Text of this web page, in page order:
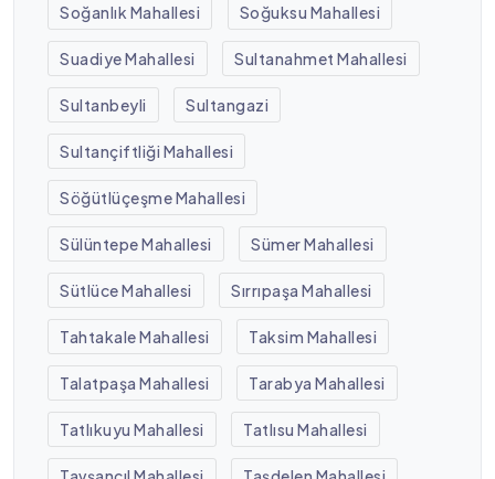
Soğanlık Mahallesi Soğuksu Mahallesi
Suadiye Mahallesi Sultanahmet Mahallesi
Sultanbeyli Sultangazi
Sultançiftliği Mahallesi
Söğütlüçeşme Mahallesi
Sülüntepe Mahallesi Sümer Mahallesi
Sütlüce Mahallesi Sırrıpaşa Mahallesi
Tahtakale Mahallesi Taksim Mahallesi
Talatpaşa Mahallesi Tarabya Mahallesi
Tatlıkuyu Mahallesi Tatlısu Mahallesi